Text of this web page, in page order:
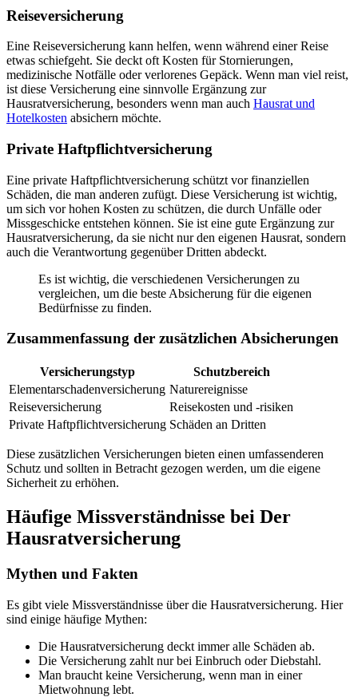
Reiseversicherung
Eine Reiseversicherung kann helfen, wenn während einer Reise
etwas schiefgeht. Sie deckt oft Kosten für Stornierungen,
medizinische Notfälle oder verlorenes Gepäck. Wenn man viel reist,
ist diese Versicherung eine sinnvolle Ergänzung zur
Hausratversicherung, besonders wenn man auch Hausrat und
Hotelkosten absichern möchte.
Private Haftpflichtversicherung
Eine private Haftpflichtversicherung schützt vor finanziellen
Schäden, die man anderen zufügt. Diese Versicherung ist wichtig,
um sich vor hohen Kosten zu schützen, die durch Unfälle oder
Missgeschicke entstehen können. Sie ist eine gute Ergänzung zur
Hausratversicherung, da sie nicht nur den eigenen Hausrat, sondern
auch die Verantwortung gegenüber Dritten abdeckt.
Es ist wichtig, die verschiedenen Versicherungen zu
vergleichen, um die beste Absicherung für die eigenen
Bedürfnisse zu finden.
Zusammenfassung der zusätzlichen Absicherungen
Versicherungstyp
Schutzbereich
Elementarschadenversicherung Naturereignisse
Reiseversicherung
Reisekosten und -risiken
Private Haftpflichtversicherung Schäden an Dritten
Diese zusätzlichen Versicherungen bieten einen umfassenderen
Schutz und sollten in Betracht gezogen werden, um die eigene
Sicherheit zu erhöhen.
Häufige Missverständnisse bei Der
Hausratversicherung
Mythen und Fakten
Es gibt viele Missverständnisse über die Hausratversicherung. Hier
sind einige häufige Mythen:
Die Hausratversicherung deckt immer alle Schäden ab.
Die Versicherung zahlt nur bei Einbruch oder Diebstahl.
Man braucht keine Versicherung, wenn man in einer
Mietwohnung lebt.